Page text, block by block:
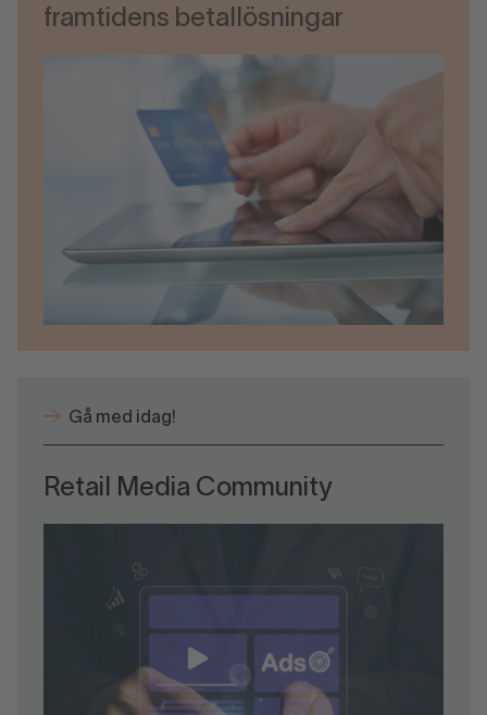
framtidens betallösningar
Gå med idag!
Retail Media Community